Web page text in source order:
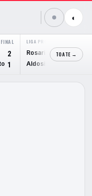
◐
FINAL
2
1
LIGA PROFESIONAL
Rosario Central
Aldosivi
TOATE →